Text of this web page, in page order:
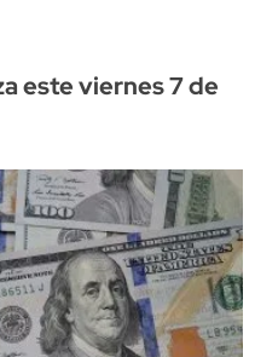
este viernes 7 de